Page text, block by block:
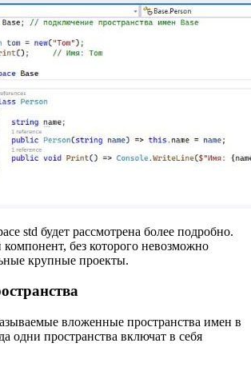
std будет рассмотрена более подробно.
без которого невозможно
крупные проекты.
вложенные пространства имен в
одни пространства включат в себя